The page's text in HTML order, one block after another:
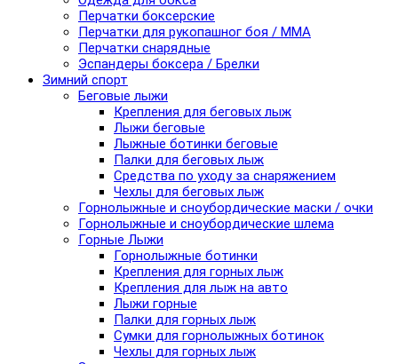
Перчатки боксерские
Перчатки для рукопашног боя / ММА
Перчатки снарядные
Эспандеры боксера / Брелки
Зимний спорт
Беговые лыжи
Крепления для беговых лыж
Лыжи беговые
Лыжные ботинки беговые
Палки для беговых лыж
Средства по уходу за снаряжением
Чехлы для беговых лыж
Горнолыжные и сноубордические маски / очки
Горнолыжные и сноубордические шлема
Горные Лыжи
Горнолыжные ботинки
Крепления для горных лыж
Крепления для лыж на авто
Лыжи горные
Палки для горных лыж
Сумки для горнолыжных ботинок
Чехлы для горных лыж